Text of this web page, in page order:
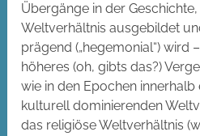
Übergänge in der
Weltverhältnis ausgebildet
prägend („hegemonial“) wird
höheres (oh, gibts das?)
wie in den Epochen innerhalb
kulturell dominierenden
das religiöse Weltverhältnis